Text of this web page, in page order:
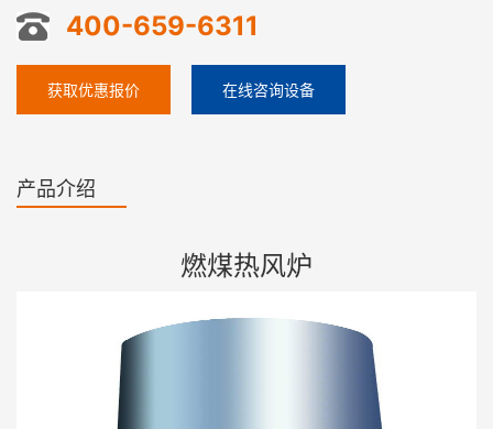
400-659-6311
获取优惠报价 在线咨询设备
产品介绍
燃煤热风炉